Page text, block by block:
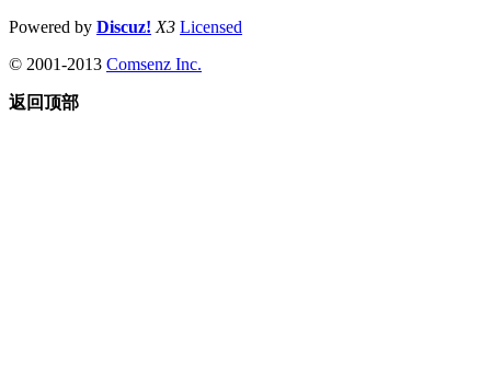
Powered by Discuz! X3 Licensed
© 2001-2013 Comsenz Inc.
返回顶部